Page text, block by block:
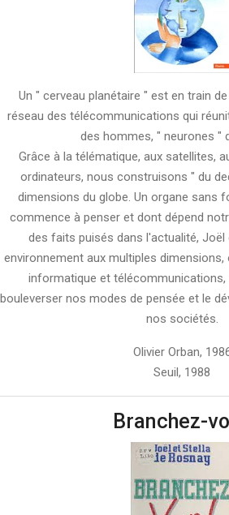
Un " cerveau planétaire " est en train
réseau des télécommunications qui
des hommes, " neurones "
Grâce à la télématique, aux satellites,
ordinateurs, nous construisons " du
dimensions du globe. Un organe sans
commence à penser et dont dépend
des faits puisés dans l'actualité, Joël
environnement aux multiples
informatique et télécommunications,
bouleverser nos modes de pensée et le
nos sociétés.
Olivier Orban,
Seuil, 1988
Branchez-